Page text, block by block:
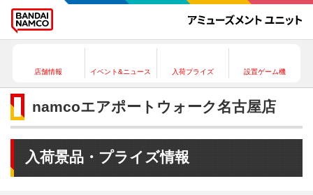
店舗情報 イベント&ニュース 入荷プライズ 設置ゲーム機
namcoエアポートウォーク名古屋店
入荷景品・プライズ情報